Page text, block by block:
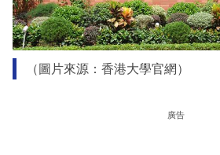
（圖片來源：香港大學官網）
廣告